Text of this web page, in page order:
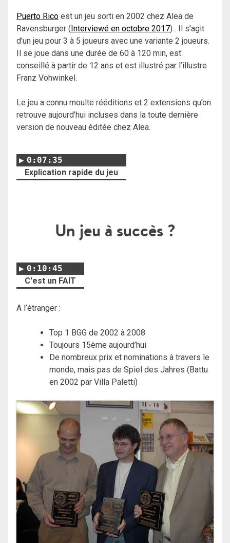
Puerto Rico est un jeu sorti en 2002 chez Alea de
Ravensburger ( Interviewé en octobre 2017) . Il s’agit
d’un jeu pour 3 à 5 joueurs avec une variante 2 joueurs.
Il se joue dans une durée de 60 à 120 min, est
conseillé à partir de 12 ans et est il lustré par l’illustre
Franz Vohwinkel.
Le jeu a connu moulte rééditions et 2 extensions qu’on
retrouve aujourd’hui incluses dans la toute dernière
version de nouveau éditée chez Alea.
0:07:35
Explication rapide du jeu
Un jeu à succès ?
0:10:45
C'est un FAIT
A l’étranger :
Top 1 BGG de 2002 à 2008
Toujours 15ème aujourd’hui
De nombreux prix et nominations à travers le
monde, mais pas de Spiel des Jahres (Battu
en 2002 par Villa Paletti)